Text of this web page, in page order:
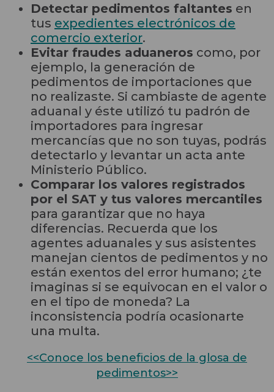
Detectar pedimentos faltantes en
tus expedientes electrónicos de
comercio exterior.
Evitar fraudes aduaneros como, por
ejemplo, la generación de
pedimentos de importaciones que
no realizaste. Si cambiaste de agente
aduanal y éste utilizó tu padrón de
importadores para ingresar
mercancías que no son tuyas, podrás
detectarlo y levantar un acta ante
Ministerio Público.
Comparar los valores registrados
por el SAT y tus valores mercantiles
para garantizar que no haya
diferencias. Recuerda que los
agentes aduanales y sus asistentes
manejan cientos de pedimentos y no
están exentos del error humano; ¿te
imaginas si se equivocan en el valor o
en el tipo de moneda? La
inconsistencia podría ocasionarte
una multa.
<<Conoce los beneficios de la glosa de
pedimentos>>